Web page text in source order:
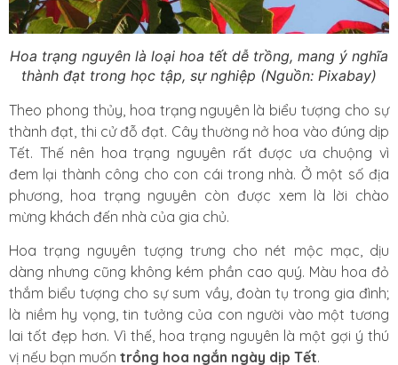
Hoa trạng nguyên là loại hoa tết dễ trồng, mang ý nghĩa
thành đạt trong học tập, sự nghiệp (Nguồn: Pixabay)
Theo phong thủy, hoa trạng nguyên là biểu tượng cho sự
thành đạt, thi cử đỗ đạt. Cây thường nở hoa vào đúng dịp
Tết. Thế nên hoa trạng nguyên rất được ưa chuộng vì
đem lại thành công cho con cái trong nhà. Ở một số địa
phương, hoa trạng nguyên còn được xem là lời chào
mừng khách đến nhà của gia chủ.
Hoa trạng nguyên tượng trưng cho nét mộc mạc, dịu
dàng nhưng cũng không kém phần cao quý. Màu hoa đỏ
thắm biểu tượng cho sự sum vầy, đoàn tụ trong gia đình;
là niềm hy vọng, tin tưởng của con người vào một tương
lai tốt đẹp hơn. Vì thế, hoa trạng nguyên là một gợi ý thú
vị nếu bạn muốn trồng hoa ngắn ngày dịp Tết.